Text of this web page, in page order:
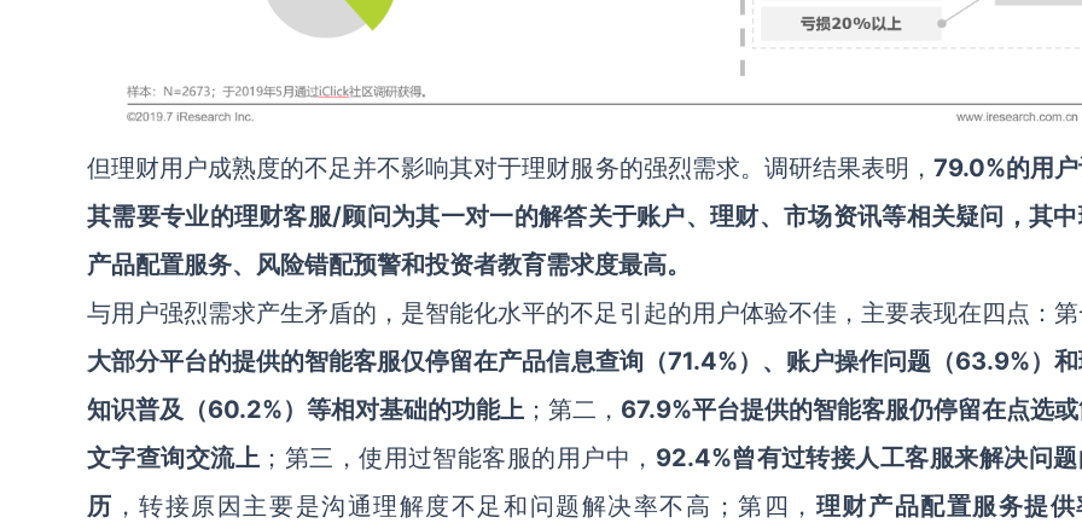
但理财用户成熟度的不足并不影响其对于理财服务的强烈需求。调研结果表明， 79.0%的用
其需要专业的理财客服/顾问为其一对一的解答关于账户、理财、市场资讯等相关疑问，其
产品配置服务、风险错配预警和投资者教育需求度最高。
与用户强烈需求产生矛盾的，是智能化水平的不足引起的用户体验不佳，主要表现在四点：第
大部分平台的提供的智能客服仅停留在产品信息查询（71.4%）、账户操作问题（63.9%）
知识普及（60.2%）等相对基础的功能上 ；第二， 67.9%平台提供的智能客服仍停留在点选
文字查询交流上 ；第三，使用过智能客服的用户中， 92.4%曾有过转接人工客服来解决问
历 ，转接原因主要是沟通理解度不足和问题解决率不高；第四， 理财产品配置服务提供